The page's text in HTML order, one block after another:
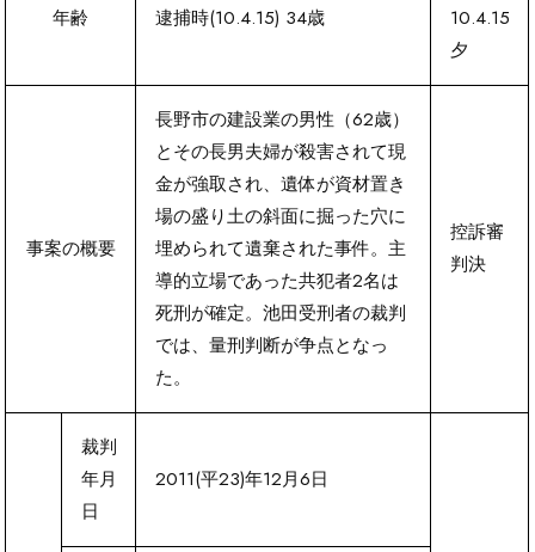
年齢 逮捕時(10.4.15) 34歳
10.4.15
夕
事案の概要
長野市の建設業の男性（62歳）
とその長男夫婦が殺害されて現
金が強取され、遺体が資材置き
場の盛り土の斜面に掘った穴に
埋められて遺棄された事件。主
導的立場であった共犯者2名は
死刑が確定。池田受刑者の裁判
では、量刑判断が争点となっ
た。
控訴審
判決
裁判
年月
日
2011(平23)年12月6日